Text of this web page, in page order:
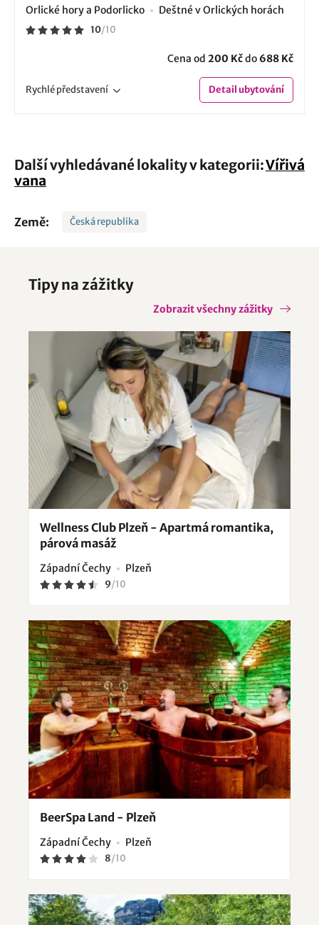
Orlické hory a Podorlicko Deštné v Orlických horách
10/10
Cena od 200 Kčdo 688 Kč
Rychlépředstavení Detailubytování
Další vyhledávané lokality v kategorii:Vířivá
vana
Země: Česká republika
Tipy na zážitky
Zobrazit všechny zážitky
Wellness Club Plzeň - Apartmá romantika,
párová masáž
Západní Čechy Plzeň
9/10
BeerSpa Land - Plzeň
Západní Čechy Plzeň
8/10